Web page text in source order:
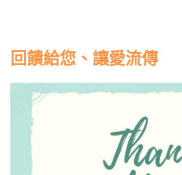
回饋給您、讓愛流傳